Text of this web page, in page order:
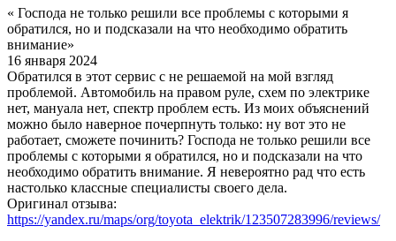
« Господа не только решили все проблемы с которыми я
обратился, но и подсказали на что необходимо обратить
внимание»
16 января 2024
Обратился в этот сервис с не решаемой на мой взгляд
проблемой. Автомобиль на правом руле, схем по электрике
нет, мануала нет, спектр проблем есть. Из моих объяснений
можно было наверное почерпнуть только: ну вот это не
работает, сможете починить? Господа не только решили все
проблемы с которыми я обратился, но и подсказали на что
необходимо обратить внимание. Я невероятно рад что есть
настолько классные специалисты своего дела.
Оригинал отзыва:
https://yandex.ru/maps/org/toyota_elektrik/123507283996/reviews/